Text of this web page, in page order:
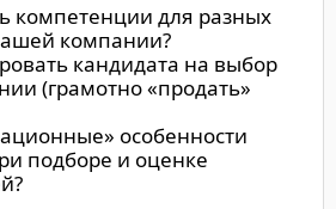
компетенции для разных
компании?
кандидата на выбор
(грамотно «продать»
особенности
подборе и оценке